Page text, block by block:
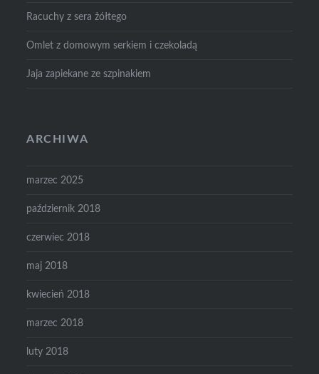
Racuchy z sera żółtego
Omlet z domowym serkiem i czekoladą
Jaja zapiekane ze szpinakiem
ARCHIWA
marzec 2025
październik 2018
czerwiec 2018
maj 2018
kwiecień 2018
marzec 2018
luty 2018